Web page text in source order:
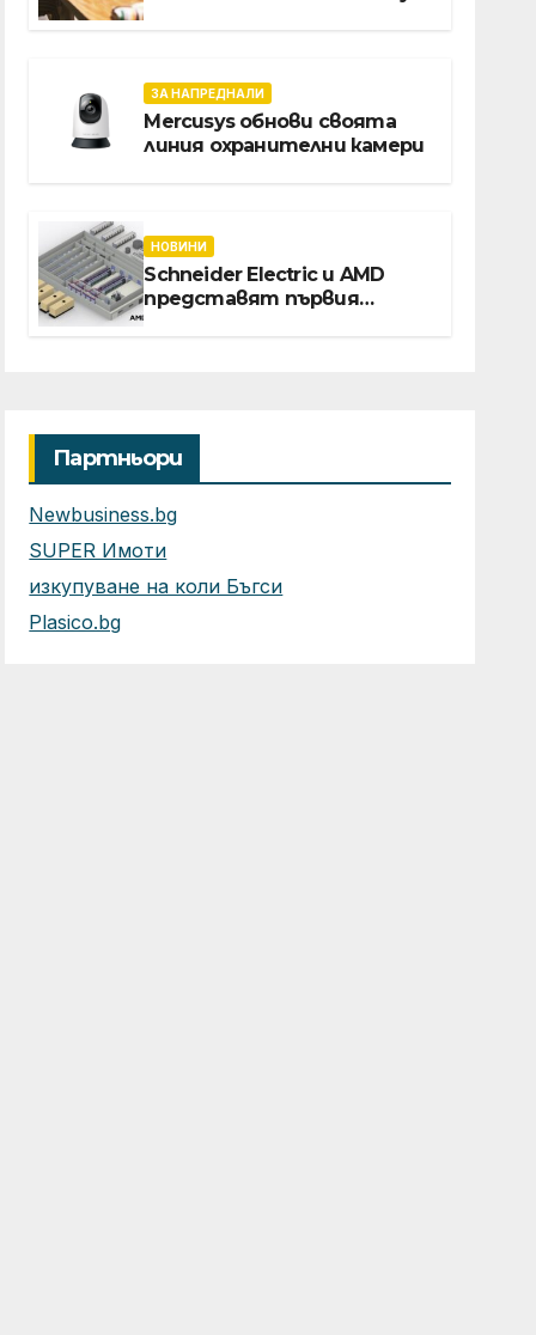
ЗА НАПРЕДНАЛИ
Mercusys обнови своята
линия охранителни камери
НОВИНИ
Schneider Electric и AMD
представят първия
Партньори
Newbusiness.bg
SUPER Имоти
изкупуване на коли Бъгси
Plasico.bg